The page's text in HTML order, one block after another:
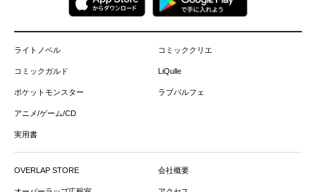
ライトノベル
コミックガルド
ポケットモンスター
アニメ/ゲーム/CD
実用書
コミッククリエ
LiQulle
ラブパルフェ
OVERLAP STORE 会社概要